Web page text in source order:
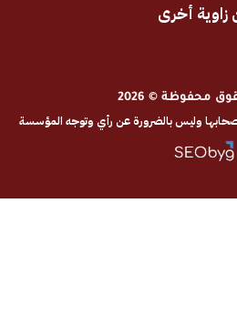
عن رأي وتوجه المؤسسة